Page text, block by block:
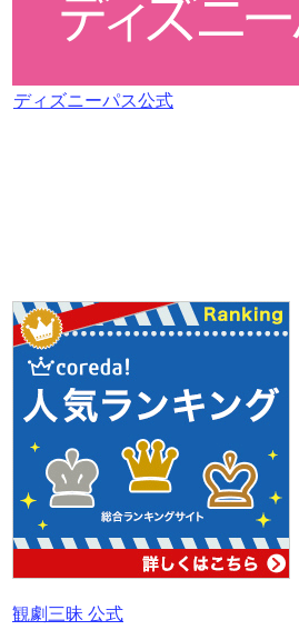
ディズニーパス公式
観劇三昧 公式